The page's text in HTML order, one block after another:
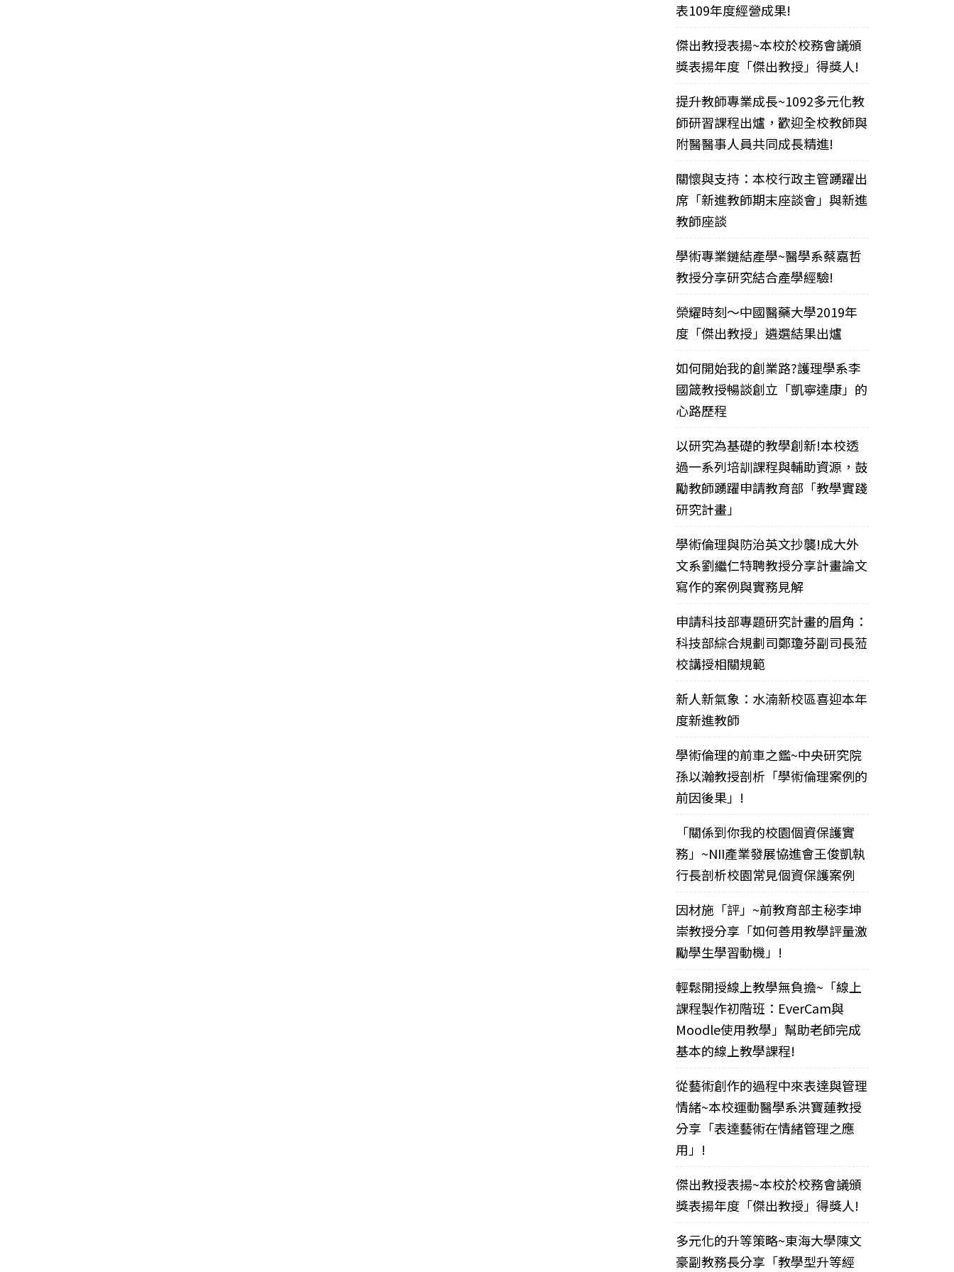
表109年度經營成果!
傑出教授表揚~本校於校務會議頒
獎表揚年度「傑出教授」得獎人!
提升教師專業成長~1092多元化教
師研習課程出爐，歡迎全校教師與
附醫醫事人員共同成長精進!
關懷與支持：本校行政主管踴躍出
席「新進教師期末座談會」與新進
教師座談
學術專業鏈結產學~醫學系蔡嘉哲
教授分享研究結合產學經驗!
榮耀時刻～中國醫藥大學2019年
度「傑出教授」遴選結果出爐
如何開始我的創業路?護理學系李
國箴教授暢談創立「凱寧達康」的
心路歷程
以研究為基礎的教學創新!本校透
過一系列培訓課程與輔助資源，鼓
勵教師踴躍申請教育部「教學實踐
研究計畫」
學術倫理與防治英文抄襲!成大外
文系劉繼仁特聘教授分享計畫論文
寫作的案例與實務見解
申請科技部專題研究計畫的眉角：
科技部綜合規劃司鄭瓊芬副司長蒞
校講授相關規範
新人新氣象：水湳新校區喜迎本年
度新進教師
學術倫理的前車之鑑~中央研究院
孫以瀚教授剖析「學術倫理案例的
前因後果」!
「關係到你我的校園個資保護實
務」~NII產業發展協進會王俊凱執
行長剖析校園常見個資保護案例
因材施「評」~前教育部主秘李坤
崇教授分享「如何善用教學評量激
勵學生學習動機」!
輕鬆開授線上教學無負擔~「線上
課程製作初階班：EverCam與
Moodle使用教學」幫助老師完成
基本的線上教學課程!
從藝術創作的過程中來表達與管理
情緒~本校運動醫學系洪寶蓮教授
分享「表達藝術在情緒管理之應
用」!
傑出教授表揚~本校於校務會議頒
獎表揚年度「傑出教授」得獎人!
多元化的升等策略~東海大學陳文
豪副教務長分享「教學型升等經